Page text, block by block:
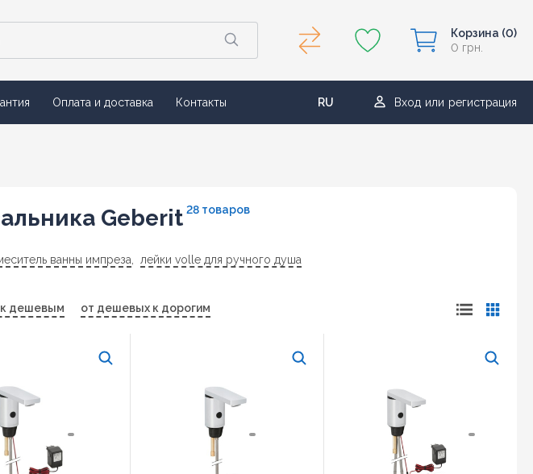
Корзина (0)
0 грн.
Оплата и доставка
Контакты
UA
RU Вход или регистрация
Geberit 28 товаров
ванны импреза лейки volle для ручного душа
к дешевым от дешевых к дорогим